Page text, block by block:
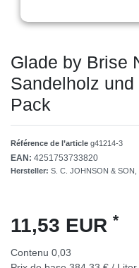
Glade by Brise
Sandelholz
Pack
Référence de l’article g41214-3
EAN: 4251753733820
Hersteller: S. C. JOHNSON & SON,
11,53 EUR *
Contenu 0,03